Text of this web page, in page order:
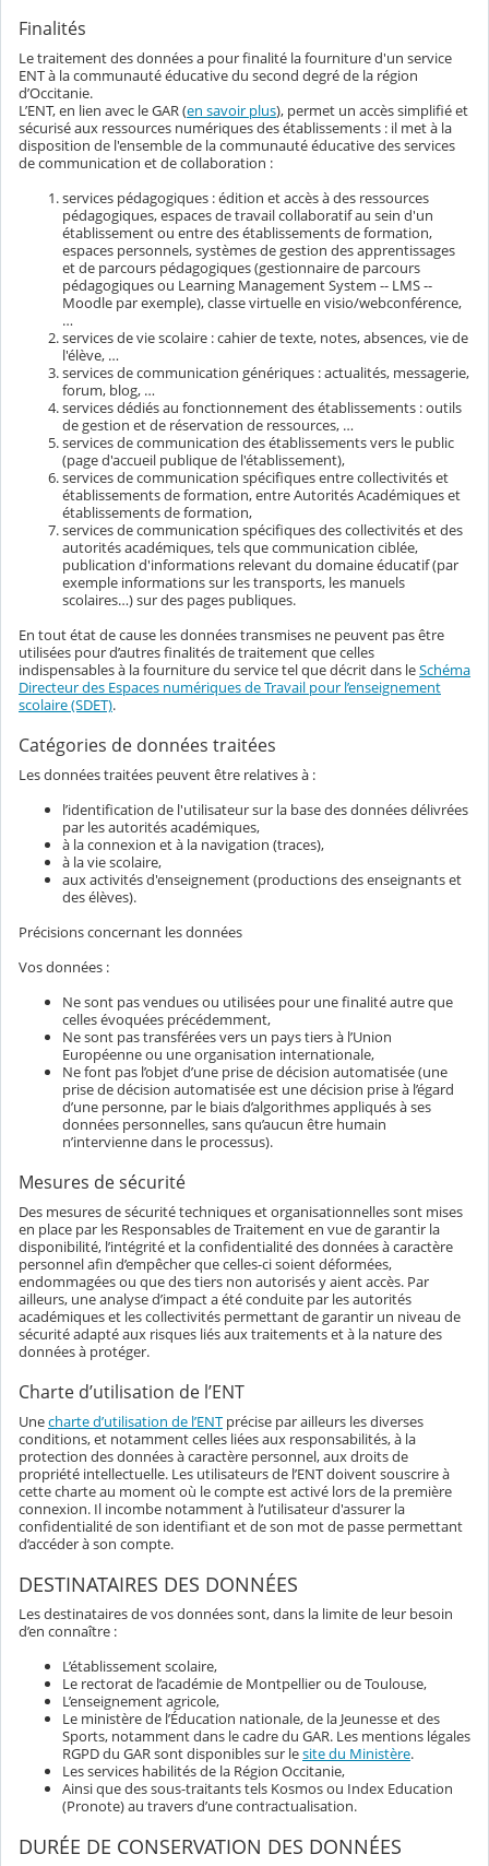
Finalités
Le traitement des données a pour finalité la fourniture d'un service
ENT à la communauté éducative du second degré de la région
d’Occitanie.
L’ENT, en lien avec le GAR (en savoir plus), permet un accès simplifié et
sécurisé aux ressources numériques des établissements : il met à la
disposition de l'ensemble de la communauté éducative des services
de communication et de collaboration :
services pédagogiques : édition et accès à des ressources
pédagogiques, espaces de travail collaboratif au sein d'un
établissement ou entre des établissements de formation,
espaces personnels, systèmes de gestion des apprentissages
et de parcours pédagogiques (gestionnaire de parcours
pédagogiques ou Learning Management System -- LMS --
Moodle par exemple), classe virtuelle en visio/webconférence,
…
services de vie scolaire : cahier de texte, notes, absences, vie de
l'élève, …
services de communication génériques : actualités, messagerie,
forum, blog, …
services dédiés au fonctionnement des établissements : outils
de gestion et de réservation de ressources, …
services de communication des établissements vers le public
(page d'accueil publique de l'établissement),
services de communication spécifiques entre collectivités et
établissements de formation, entre Autorités Académiques et
établissements de formation,
services de communication spécifiques des collectivités et des
autorités académiques, tels que communication ciblée,
publication d'informations relevant du domaine éducatif (par
exemple informations sur les transports, les manuels
scolaires…) sur des pages publiques.
En tout état de cause les données transmises ne peuvent pas être
utilisées pour d’autres finalités de traitement que celles
indispensables à la fourniture du service tel que décrit dans leSchéma
Directeur des Espaces numériques de Travail pour l’enseignement
scolaire (SDET).
Catégories de données traitées
Les données traitées peuvent être relatives à :
l’identification de l'utilisateur sur la base des données délivrées
par les autorités académiques,
à la connexion et à la navigation (traces),
à la vie scolaire,
aux activités d'enseignement (productions des enseignants et
des élèves).
Précisions concernant les données
Vos données :
Ne sont pas vendues ou utilisées pour une finalité autre que
celles évoquées précédemment,
Ne sont pas transférées vers un pays tiers à l’Union
Européenne ou une organisation internationale,
Ne font pas l’objet d’une prise de décision automatisée (une
prise de décision automatisée est une décision prise à l’égard
d’une personne, par le biais d’algorithmes appliqués à ses
données personnelles, sans qu’aucun être humain
n’intervienne dans le processus).
Mesures de sécurité
Des mesures de sécurité techniques et organisationnelles sont mises
en place par les Responsables de Traitement en vue de garantir la
disponibilité, l’intégrité et la confidentialité des données à caractère
personnel afin d’empêcher que celles-ci soient déformées,
endommagées ou que des tiers non autorisés y aient accès. Par
ailleurs, une analyse d’impact a été conduite par les autorités
académiques et les collectivités permettant de garantir un niveau de
sécurité adapté aux risques liés aux traitements et à la nature des
données à protéger.
Charte d’utilisation de l’ENT
Unecharte d’utilisation de l’ENT précise par ailleurs les diverses
conditions, et notamment celles liées aux responsabilités, à la
protection des données à caractère personnel, aux droits de
propriété intellectuelle. Les utilisateurs de l’ENT doivent souscrire à
cette charte au moment où le compte est activé lors de la première
connexion. Il incombe notamment à l’utilisateur d'assurer la
confidentialité de son identifiant et de son mot de passe permettant
d’accéder à son compte.
DESTINATAIRES DES DONNÉES
Les destinataires de vos données sont, dans la limite de leur besoin
d’en connaître :
L’établissement scolaire,
Le rectorat de l’académie de Montpellier ou de Toulouse,
L’enseignement agricole,
Le ministère de l’Éducation nationale, de la Jeunesse et des
Sports, notamment dans le cadre du GAR. Les mentions légales
RGPD du GAR sont disponibles sur lesite du Ministère.
Les services habilités de la Région Occitanie,
Ainsi que des sous-traitants tels Kosmos ou Index Education
(Pronote) au travers d’une contractualisation.
DURÉE DE CONSERVATION DES DONNÉES